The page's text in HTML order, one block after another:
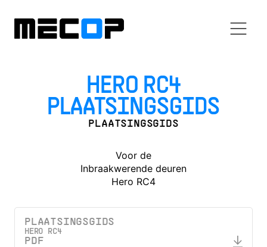
HERO RC4
PLAATSINGSGIDS
PLAATSINGSGIDS
Voor de
Inbraakwerende deuren
Hero RC4
PLAATSINGSGIDS
HERO RC4
PDF